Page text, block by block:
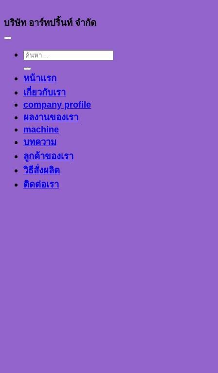
บริษัท อาร์ทปริ้นท์ จำกัด
ค้นหา:
หน้าแรก
เกี่ยวกับเรา
company profile
ผลงานของเรา
machine
บทความ
ลูกค้าของเรา
วิธีสั่งผลิต
ติดต่อเรา